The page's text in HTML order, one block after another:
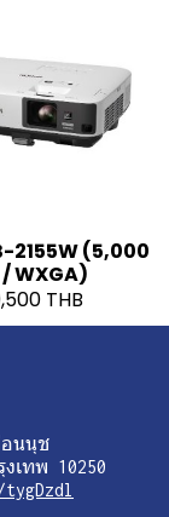
2155W (5,000
WXGA)
THB
อนนุช
งเทพ 10250